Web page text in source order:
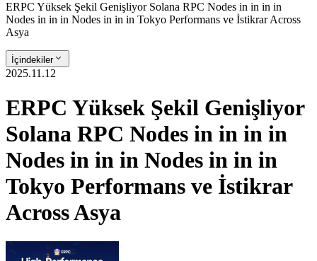
ERPC Yüksek Şekil Genişliyor Solana RPC Nodes in in in in
Nodes in in in Nodes in in in Tokyo Performans ve İstikrar Across
Asya
İçindekiler
2025.11.12
ERPC Yüksek Şekil Genişliyor
Solana RPC Nodes in in in in
Nodes in in in Nodes in in in
Tokyo Performans ve İstikrar
Across Asya